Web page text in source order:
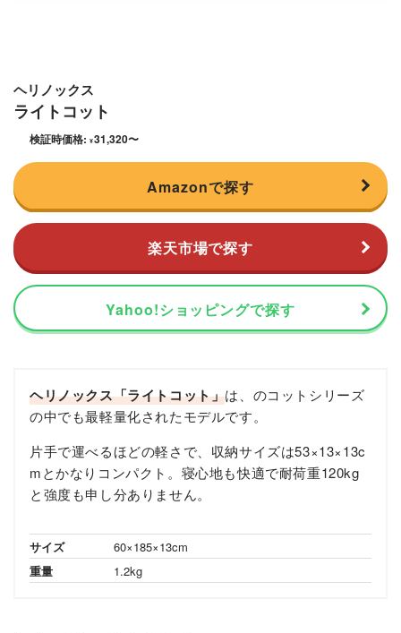
ヘリノックス
ライトコット
検証時価格: ¥31,320〜
Amazonで探す
楽天市場で探す
Yahoo!ショッピングで探す
ヘリノックス「ライトコット」は、のコットシリーズ
の中でも最軽量化されたモデルです。
片手で運べるほどの軽さで、収納サイズは53×13×13c
mとかなりコンパクト。寝心地も快適で耐荷重120kg
と強度も申し分ありません。
サイズ
60×185×13cm
重量
1.2kg